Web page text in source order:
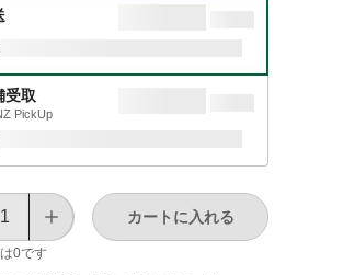
受取
PickUp
0です
カートに入れる